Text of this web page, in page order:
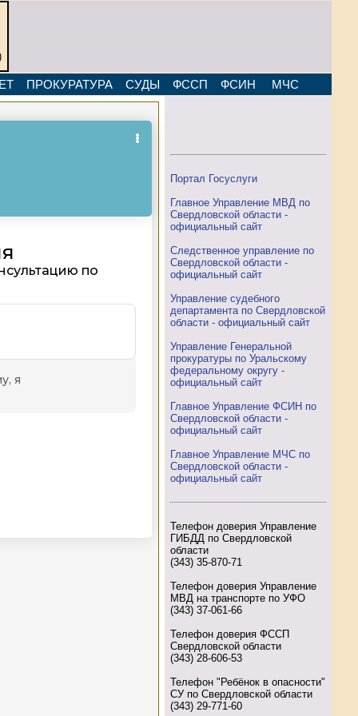
ПРОКУРАТУРА СУДЫ ФССП ФСИН МЧС
Портал Госуслуги
Главное Управление МВД по
Свердловской области -
официальный сайт
Следственное управление по
Свердловской области -
официальный сайт
Управление судебного
департамента по Свердловской
области - официальный сайт
Управление Генеральной
прокуратуры по Уральскому
федеральному округу -
официальный сайт
Главное Управление ФСИН по
Свердловской области -
официальный сайт
Главное Управление МЧС по
Свердловской области -
официальный сайт
Телефон доверия Управление
ГИБДД по Свердловской
области
(343) 35-870-71
Телефон доверия Управление
МВД на транспорте по УФО
(343) 37-061-66
Телефон доверия ФССП
Свердловской области
(343) 28-606-53
Телефон "Ребёнок в опасности"
СУ по Свердловской области
(343) 29-771-60